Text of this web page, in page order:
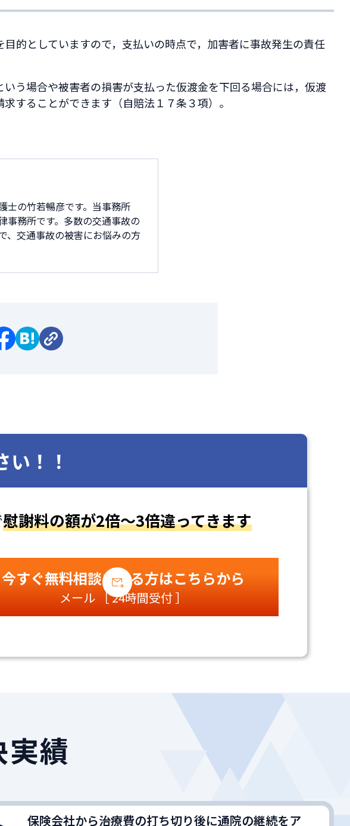
的としていますので，支払いの時点で，加害者に事故発生の責任
う場合や被害者の損害が支払った仮渡金を下回る場合には，仮渡
することができます（自賠法１７条３項）。
士の竹若暢彦です。当事務所
事務所です。多数の交通事故の
、交通事故の被害にお悩みの方
い！！
慰謝料の額が2倍～3倍違ってきます
今すぐ無料相談される方はこちらから
メール ［ 24時間受付 ］
績
保険会社から治療費の打ち切り後に通院の継続をア